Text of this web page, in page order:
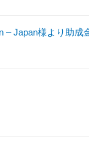
– Japan様より助成